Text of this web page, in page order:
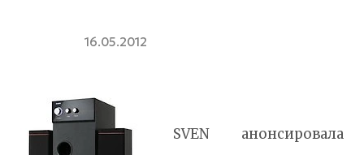
16.05.2012
SVEN анонсировала